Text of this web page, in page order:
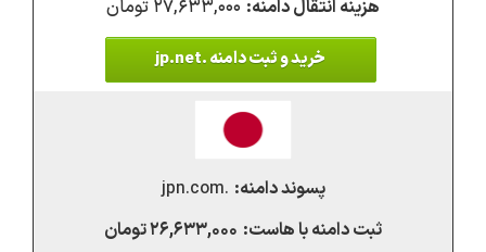
۲۷,۶۳۳,۰۰۰ تومان
خرید و ثبت دامنه .jp.net
.jpn.com
۲۶,۶۳۳,۰۰۰ تومان